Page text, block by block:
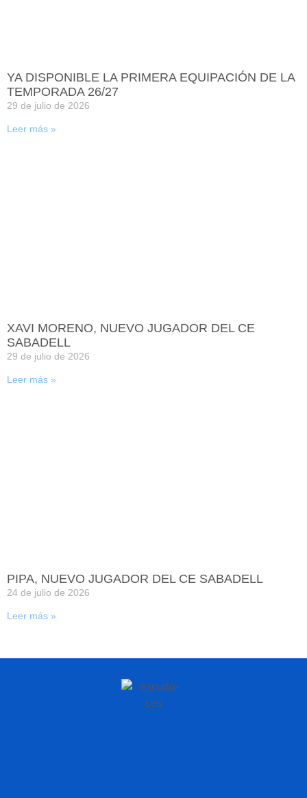
YA DISPONIBLE LA PRIMERA EQUIPACIÓN DE LA
TEMPORADA 26/27
29 de julio de 2026
Leer más »
XAVI MORENO, NUEVO JUGADOR DEL CE
SABADELL
29 de julio de 2026
Leer más »
PIPA, NUEVO JUGADOR DEL CE SABADELL
24 de julio de 2026
Leer más »